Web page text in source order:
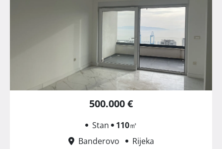
500.000 €
Stan 110㎡
Banderovo
Rijeka